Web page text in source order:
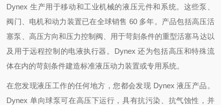
Dynex 生产用于移动和工业机械的液压元件和系统。这些泵、
阀门、电机和动力装置已在全球销售 60 多年。产品包括高压活
塞泵、高压方向和压力控制阀、用于苛刻条件的重型活塞马达以
及用于远程控制的电液执行器。Dynex 还为包括高压和特殊流
体在内的苛刻条件建造标准液压动力装置或专用系统。
在您发现液压工作的任何地方，您都会发现 Dynex 液压产品。
Dynex 单向球泵可在高压下运行，具有抗污染、抗气蚀性，并